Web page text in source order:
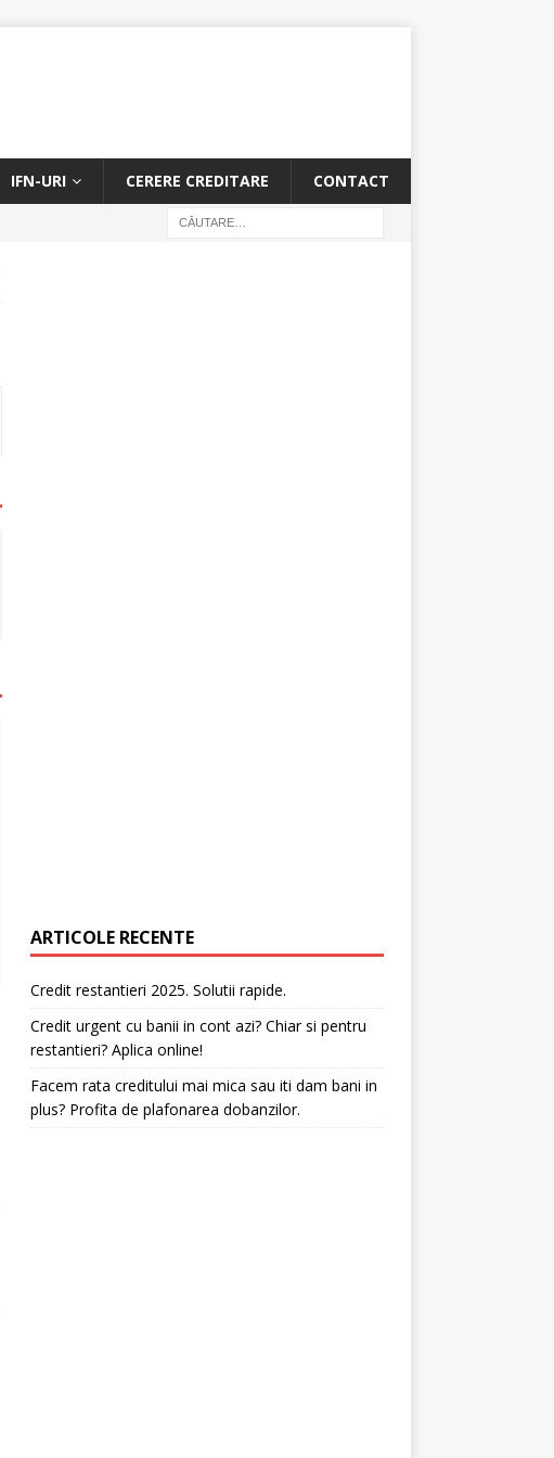
IFN-URI CERERE CREDITARE CONTACT
ARTICOLE RECENTE
Credit restantieri 2025. Solutii rapide.
Credit urgent cu banii in cont azi? Chiar si pentru
restantieri? Aplica online!
Facem rata creditului mai mica sau iti dam bani in
plus? Profita de plafonarea dobanzilor.